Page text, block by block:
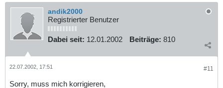
andik2000
Registrierter Benutzer
Dabei seit: 12.01.2002 Beiträge: 810
#11
22.07.2002, 17:51
Sorry, muss mich korrigieren,